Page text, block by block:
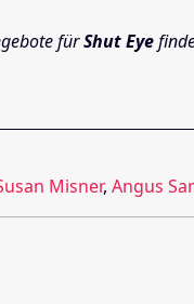
fürShut Eye
Misner, Angus